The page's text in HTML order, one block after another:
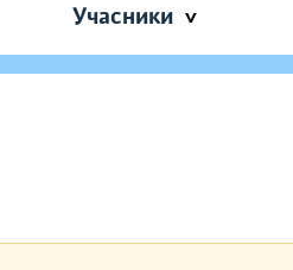
Учасники